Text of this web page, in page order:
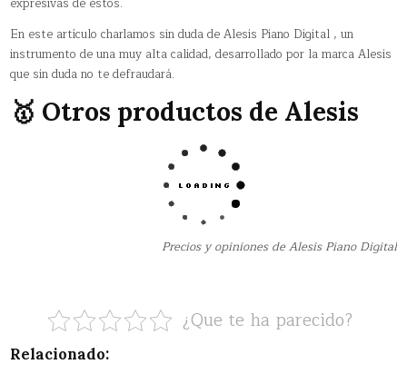
En este artículo charlamos sin duda de Alesis Piano Digital , un
instrumento de una muy alta calidad, desarrollado por la marca Alesis
que sin duda no te defraudará.
🥇 Otros productos de Alesis
Precios y opiniones de Alesis Piano Digital
¿Que te ha parecido?
Relacionado: